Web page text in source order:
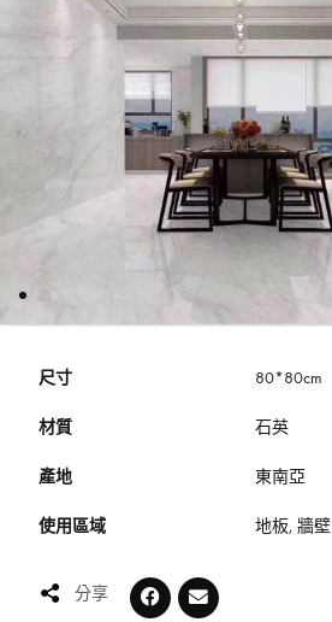
尺寸 80*80cm
材質 石英
產地 東南亞
使用區域 地板, 牆壁
分享